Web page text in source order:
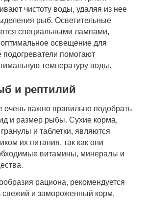
чистоту воды, удаляя из нее
рыб. Осветительные
специальными лампами,
освещение для
подогреватели помогают
температуру воды.
и рептилий
очень важно правильно подобрать
и размер рыбы. Сухие корма,
и таблетки, являются
их питания, так как они
витамины, минералы и
рациона, рекомендуется
свежий и замороженный корм,